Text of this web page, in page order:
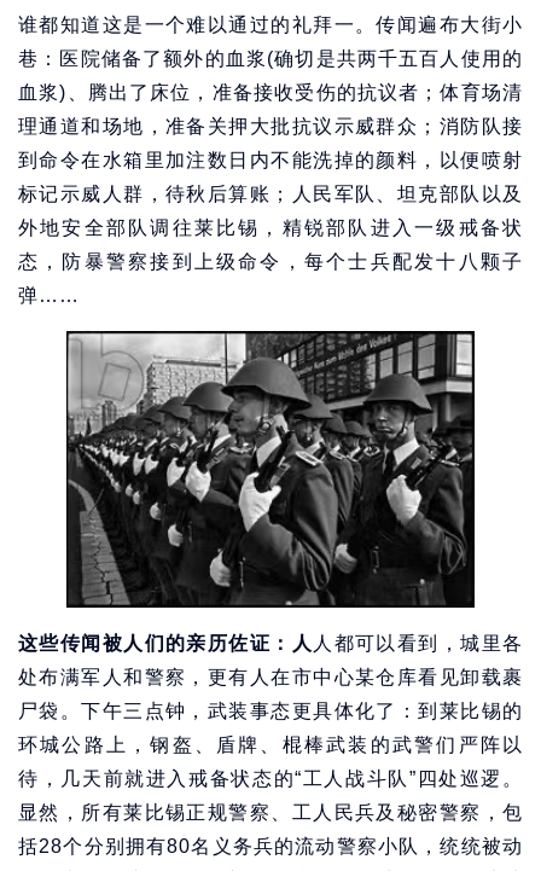
谁都知道这是一个难以通过的礼拜一。传闻遍布大街小
巷：医院储备了额外的血浆(确切是共两千五百人使用的
血浆)、腾出了床位，准备接收受伤的抗议者；体育场清
理通道和场地，准备关押大批抗议示威群众；消防队接
到命令在水箱里加注数日内不能洗掉的颜料，以便喷射
标记示威人群，待秋后算账；人民军队、坦克部队以及
外地安全部队调往莱比锡，精锐部队进入一级戒备状
态，防暴警察接到上级命令，每个士兵配发十八颗子
弹……
这些传闻被人们的亲历佐证：人 人都可以看到，城里各
处布满军人和警察，更有人在市中心某仓库看见卸载裹
尸袋。下午三点钟，武装事态更具体化了：到莱比锡的
环城公路上，钢盔、盾牌、棍棒武装的武警们严阵以
待，几天前就进入戒备状态的“工人战斗队”四处巡逻。
显然，所有莱比锡正规警察、工人民兵及秘密警察，包
括28个分别拥有80名义务兵的流动警察小队，统统被动